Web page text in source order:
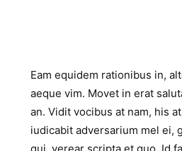
Eam equidem rationibus in,
aeque vim. Movet in erat
an. Vidit vocibus at nam, his
iudicabit adversarium mel ei,